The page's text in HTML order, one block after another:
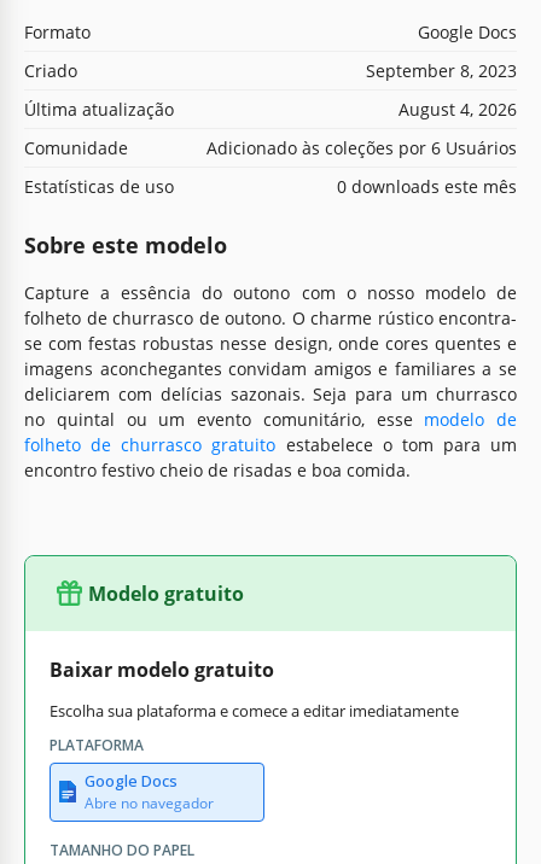
Formato
Google Docs
Criado
September 8, 2023
Última atualização
August 4, 2026
Comunidade
Adicionado às coleções por 6 Usuários
Estatísticas de uso
0 downloads este mês
Sobre este modelo
Capture a essência do outono com o nosso modelo de
folheto de churrasco de outono. O charme rústico encontra-
se com festas robustas nesse design, onde cores quentes e
imagens aconchegantes convidam amigos e familiares a se
deliciarem com delícias sazonais. Seja para um churrasco
no quintal ou um evento comunitário, esse modelo de
folheto de churrasco gratuito estabelece o tom para um
encontro festivo cheio de risadas e boa comida.
Modelo gratuito
Baixar modelo gratuito
Escolha sua plataforma e comece a editar imediatamente
PLATAFORMA
Google Docs
Abre no navegador
TAMANHO DO PAPEL